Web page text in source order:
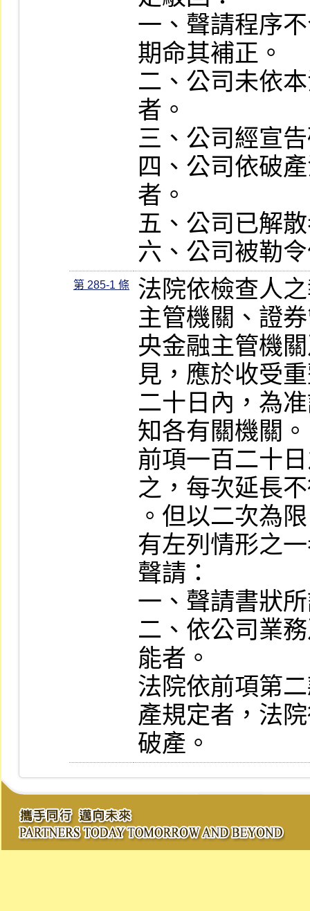
一、聲請程序
期命其補正。
二、公司未依
者。
三、公司經宣
四、公司依破
者。
五、公司已解
六、公司被勒
第 285-1 條
法院依檢查人
主管機關、證
央金融主管機
見，應於收受
二十日內，為
知各有關機關。
前項一百二十
之，每次延長
。但以二次為
有左列情形之
聲請：
一、聲請書狀
二、依公司業
能者。
法院依前項第
產規定者，法
破產。